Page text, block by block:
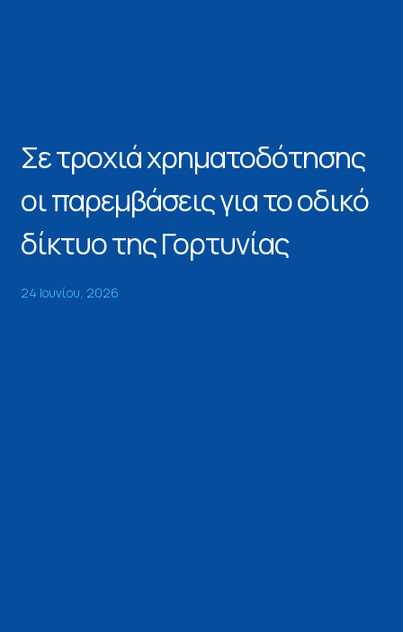
Σε τροχιά χρηματοδότησης
οι παρεμβάσεις για το οδικό
δίκτυο της Γορτυνίας
24 Ιουνίου, 2026